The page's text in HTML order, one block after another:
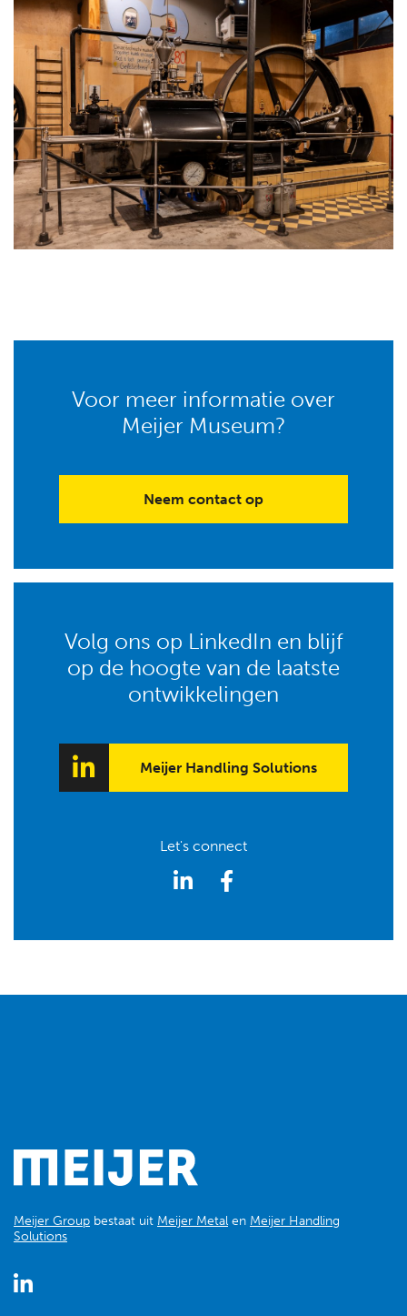
Voor meer informatie over
Meijer Museum?
Neem contact op
Volg ons op LinkedIn en blijf
op de hoogte van de laatste
ontwikkelingen
Meijer Handling Solutions
Let's connect
Meijer Group bestaat uit Meijer Metal en Meijer Handling
Solutions